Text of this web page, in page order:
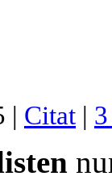
| Citat |